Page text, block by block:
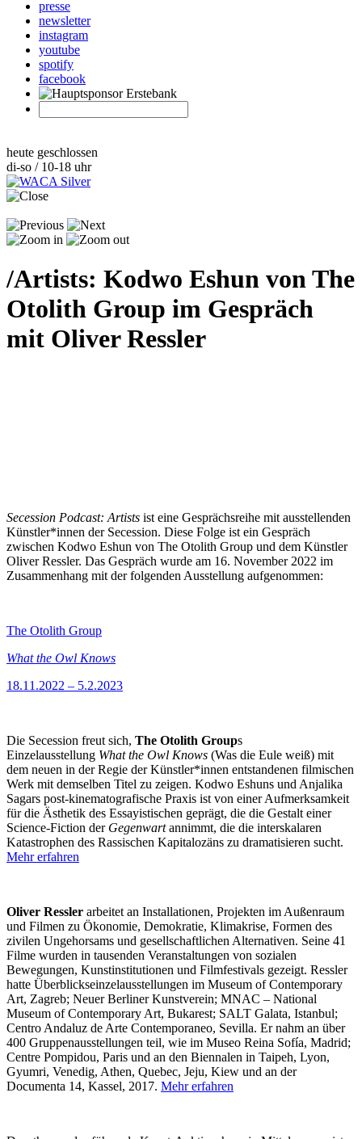
presse
newsletter
instagram
youtube
spotify
facebook
heute geschlossen
di-so / 10-18 uhr
/Artists: Kodwo Eshun von The
Otolith Group im Gespräch
mit Oliver Ressler
Secession Podcast: Artists ist eine Gesprächsreihe mit ausstellenden
Künstler*innen der Secession. Diese Folge ist ein Gespräch
zwischen Kodwo Eshun von The Otolith Group und dem Künstler
Oliver Ressler. Das Gespräch wurde am 16. November 2022 im
Zusammenhang mit der folgenden Ausstellung aufgenommen:
The Otolith Group
What the Owl Knows
18.11.2022 – 5.2.2023
Die Secession freut sich, The Otolith Groups
Einzelausstellung What the Owl Knows (Was die Eule weiß) mit
dem neuen in der Regie der Künstler*innen entstandenen filmischen
Werk mit demselben Titel zu zeigen. Kodwo Eshuns und Anjalika
Sagars post-kinematografische Praxis ist von einer Aufmerksamkeit
für die Ästhetik des Essayistischen geprägt, die die Gestalt einer
Science-Fiction der Gegenwartannimmt, die die interskalaren
Katastrophen des Rassischen Kapitalozäns zu dramatisieren sucht.
Mehr erfahren
Oliver Ressler arbeitet an Installationen, Projekten im Außenraum
und Filmen zu Ökonomie, Demokratie, Klimakrise, Formen des
zivilen Ungehorsams und gesellschaftlichen Alternativen. Seine 41
Filme wurden in tausenden Veranstaltungen von sozialen
Bewegungen, Kunstinstitutionen und Filmfestivals gezeigt. Ressler
hatte Überblickseinzelausstellungen im Museum of Contemporary
Art, Zagreb; Neuer Berliner Kunstverein; MNAC – National
Museum of Contemporary Art, Bukarest; SALT Galata, Istanbul;
Centro Andaluz de Arte Contemporaneo, Sevilla. Er nahm an über
400 Gruppenausstellungen teil, wie im Museo Reina Sofía, Madrid;
Centre Pompidou, Paris und an den Biennalen in Taipeh, Lyon,
Gyumri, Venedig, Athen, Quebec, Jeju, Kiew und an der
Documenta 14, Kassel, 2017. Mehr erfahren